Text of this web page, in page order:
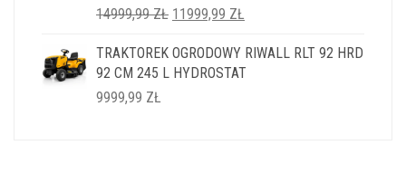
14999,99ZŁ PIERWOTNA
WYNOSIŁA:
14999,99 ZŁ.
11999,99 ZŁ
WYNOSI:
11999,99 ZŁ.
TRAKTOREK OGRODOWY RIWALL RLT 92 HRD
92 CM 245 L HYDROSTAT
9999,99 ZŁ